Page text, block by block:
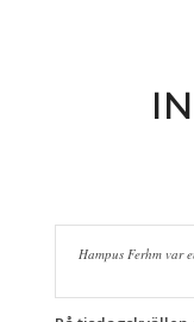
Hampus Ferhm var